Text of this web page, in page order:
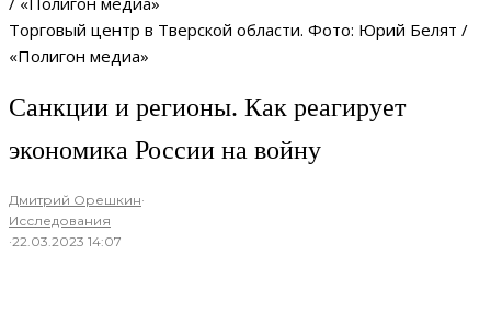
Торговый центр в Тверской области. Фото: Юрий Белят /
«Полигон медиа»
Санкции и регионы. Как реагирует
экономика России на войну
Дмитрий Орешкин·
Исследования
·22.03.2023 14:07